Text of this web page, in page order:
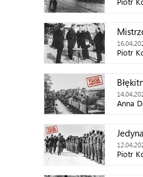
Piotr
Anna
Piotr